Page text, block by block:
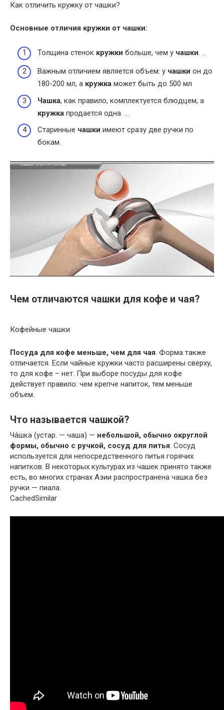
Как отличить кружку от чашки?
Основные отличия кружки от чашки:
Толщина стенок кружки больше, чем у чашки
Важным отличием является объем: у чашки он до
180-200 мл, а кружка может быть до 500 мл
Чашка, как правило, комплектуется блюдцем, а
кружка продается одна. …
Старинные чашки имеют сразу две ручки по
бокам.
Чем отличаются чашки для кофе и чая?
Кофейные чашки
Посуда для кофе меньше, чем для чая. Форма также
отличается. Если чайные кружки часто расширены сверху,
то для кофе – нет. При выборе посуды для кофе
действует правило: чем крепче напиток, тем меньше
объем.
Что называется чашкой?
Ча́шка (устар. — чаша) — небольшой, обычно округлой
формы, обычно с ручкой, сосуд для питья. Сосуд
используется для непосредственного питья горячих
напитков. В некоторых культурах из чашек принято также
есть, во многих странах Азии распространена чашка без
ручки — пиала.
CachedSimilar